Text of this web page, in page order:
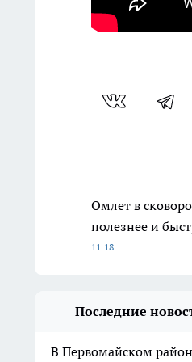
Рубрикатор:
Омлет в
полезнее и
11:18
Последние
В Первомайском